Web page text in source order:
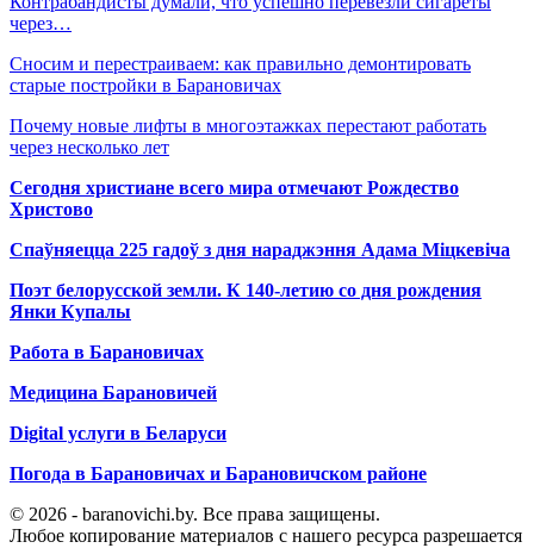
через…
Сносим и перестраиваем: как правильно демонтировать
старые постройки в Барановичах
Почему новые лифты в многоэтажках перестают работать
через несколько лет
Сегодня христиане всего мира отмечают Рождество
Христово
Спаўняецца 225 гадоў з дня нараджэння Адама Міцкевіча
Поэт белорусской земли. К 140-летию со дня рождения
Янки Купалы
Работа в Барановичах
Медицина Барановичей
Digital услуги в Беларуси
Погода в Барановичах и Барановичском районе
© 2026 - baranovichi.by. Все права защищены.
Любое копирование материалов с нашего ресурса разрешается